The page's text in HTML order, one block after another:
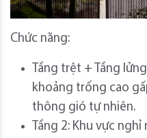
Chức năng:
Tầng trệt + Tầng
khoảng trống cao
thông gió tự nhiên.
Tầng 2: Khu vực